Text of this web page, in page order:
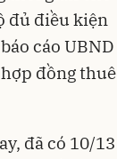
đủ điều kiện
cáo UBND
đồng thuê
đã có 10/13